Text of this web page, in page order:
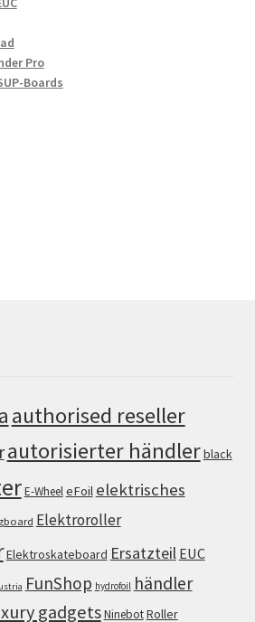
Pro
Boards
authorised reseller
autorisierter händlerblack
E-WheeleFoil elektrisches
Elektroroller
Elektroskateboard Ersatzteil EUC
FunShop hydrofoil händler
gadgetsNinebotRoller